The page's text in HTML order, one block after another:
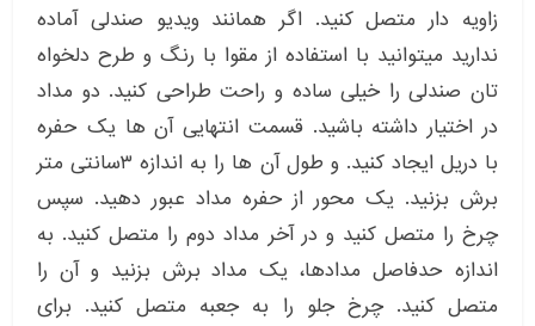
زاویه دار متصل کنید. اگر همانند ویدیو صندلی آماده
ندارید میتوانید با استفاده از مقوا با رنگ و طرح دلخواه
تان صندلی را خیلی ساده و راحت طراحی کنید. دو مداد
در اختیار داشته باشید. قسمت انتهایی آن ها یک حفره
با دریل ایجاد کنید. و طول آن ها را به اندازه ۳سانتی متر
برش بزنید. یک محور از حفره مداد عبور دهید. سپس
چرخ را متصل کنید و در آخر مداد دوم را متصل کنید. به
اندازه حدفاصل مدادها، یک مداد برش بزنید و آن را
متصل کنید. چرخ جلو را به جعبه متصل کنید. برای